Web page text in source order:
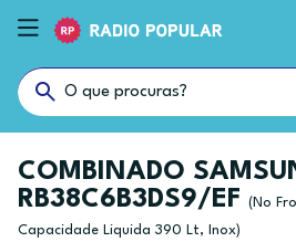
COMBINADO
RB38C6B3DS9/EF
(No
Capacidade Liquida 390 Lt, Inox)